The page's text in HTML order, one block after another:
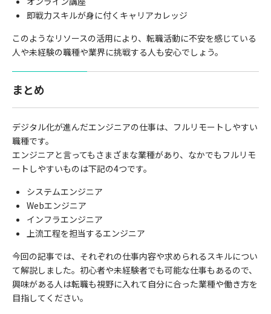
即戦力スキルが身に付くキャリアカレッジ
このようなリソースの活用により、転職活動に不安を感じている
人や未経験の職種や業界に挑戦する人も安心でしょう。
まとめ
デジタル化が進んだエンジニアの仕事は、フルリモートしやすい
職種です。
エンジニアと言ってもさまざまな業種があり、なかでもフルリモ
ートしやすいものは下記の4つです。
システムエンジニア
Webエンジニア
インフラエンジニア
上流工程を担当するエンジニア
今回の記事では、それぞれの仕事内容や求められるスキルについ
て解説しました。初心者や未経験者でも可能な仕事もあるので、
興味がある人は転職も視野に入れて自分に合った業種や働き方を
目指してください。